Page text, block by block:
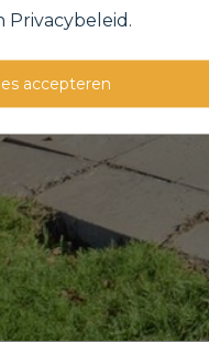
Privacybeleid .
accepteren